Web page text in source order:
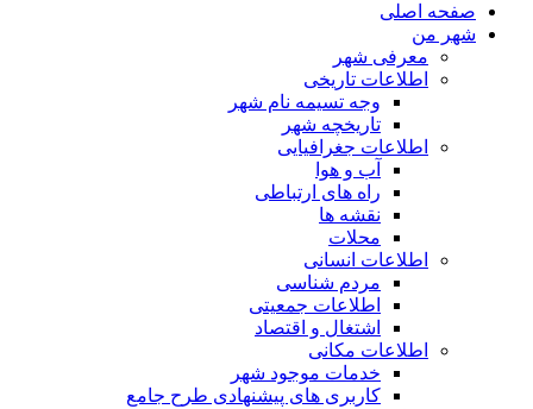
صفحه اصلی
شهر من
معرفی شهر
اطلاعات تاریخی
وجه تسیمه نام شهر
تاریخچه شهر
اطلاعات جغرافیایی
آب و هوا
راه های ارتباطی
نقشه ها
محلات
اطلاعات انسانی
مردم شناسی
اطلاعات جمعیتی
اشتغال و اقتصاد
اطلاعات مکانی
خدمات موجود شهر
کاربری های پیشنهادی طرح جامع